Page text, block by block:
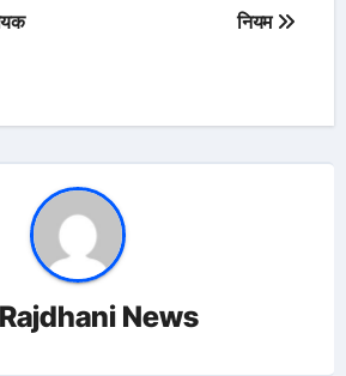
नियम
Rajdhani News